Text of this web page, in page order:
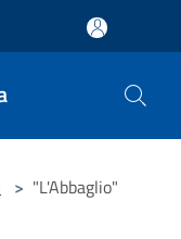
> "L'Abbaglio"